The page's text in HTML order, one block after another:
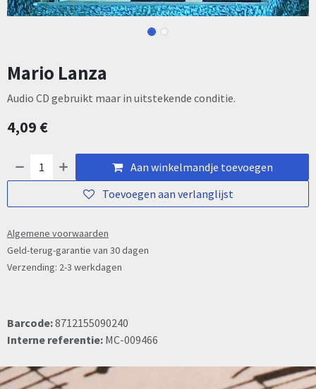
Mario Lanza
Audio CD gebruikt maar in uitstekende conditie.
4,09€
Aan winkelmandje toevoegen
Toevoegen aan verlanglijst
Algemene voorwaarden
Geld-terug-garantie van 30 dagen
Verzending: 2-3 werkdagen
Barcode:8712155090240
Interne referentie: MC-009466